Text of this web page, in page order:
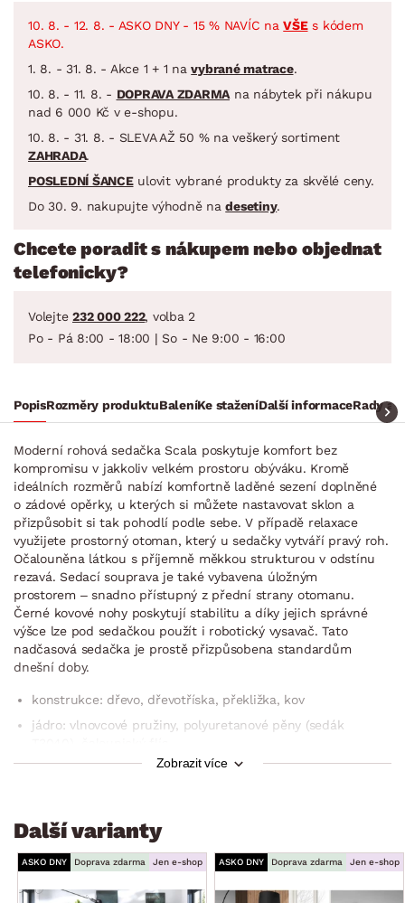
10. 8. - 12. 8. - ASKO DNY - 15 % NAVÍC naVŠEs kódem
ASKO.
1. 8. - 31. 8. - Akce 1 + 1 navybrané matrace.
10. 8. - 11. 8. - DOPRAVA ZDARMA na nábytek při nákupu
nad 6 000 Kč v e-shopu.
10. 8. - 31. 8. - SLEVA AŽ 50 % na veškerý sortiment
ZAHRADA.
POSLEDNÍ ŠANCEulovit vybrané produkty za skvělé ceny.
Do 30. 9. nakupujte výhodně nadesetiny.
Chcete poradit s nákupem nebo objednat
telefonicky?
Volejte 232 000 222, volba 2
Po - Pá 8:00 - 18:00 | So - Ne 9:00 - 16:00
PopisRozměry produktuBaleníKe staženíDalší informaceRady a
Moderní rohová sedačka Scala poskytuje komfort bez
kompromisu v jakkoliv velkém prostoru obýváku. Kromě
ideálních rozměrů nabízí komfortně laděné sezení doplněné
o zádové opěrky, u kterých si můžete nastavovat sklon a
přizpůsobit si tak pohodlí podle sebe. V případě relaxace
využijete prostorný otoman, který u sedačky vytváří pravý roh.
Očalouněna látkou s příjemně měkkou strukturou v odstínu
rezavá. Sedací souprava je také vybavena úložným
prostorem – snadno přístupný z přední strany otomanu.
Černé kovové nohy poskytují stabilitu a díky jejich správné
výšce lze pod sedačkou použít i robotický vysavač. Tato
nadčasová sedačka je prostě přizpůsobena standardům
dnešní doby.
konstrukce: dřevo, dřevotříska, překližka, kov
jádro: vlnovcové pružiny, polyuretanové pěny (sedák
potah: látka Loft 08 – látka s příjemně měkkou strukturou,
včetně potažení zadní části (možné umístění i v prostoru)
rohový půdorys – pravý roh (otoman umístěn vpravo)
Zobrazit více
Další varianty
ASKO DNY Doprava zdarma Jen e-shop ASKO DNY Doprava zdarma Jen e-shop